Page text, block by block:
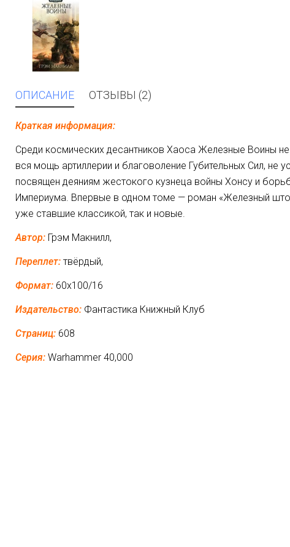
ОПИСАНИЕ ОТЗЫВЫ (2)
Краткая информация:
Среди космических десантников Хаоса Железные Воины
вся мощь артиллерии и благоволение Губительных Сил, не
посвящен деяниям жестокого кузнеца войны Хонсу и
Империума. Впервые в одном томе — роман «Железный
уже ставшие классикой, так и новые.
Автор: Грэм Макнилл,
Переплет: твёрдый,
Формат: 60x100/16
Издательство: Фантастика Книжный Клуб
Страниц: 608
Серия: Warhammer 40,000